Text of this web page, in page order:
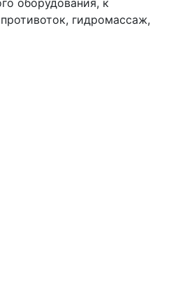
гидромассаж,